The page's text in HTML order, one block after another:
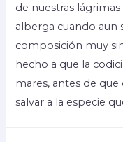
de nuestras
alberga cuando aun
composición muy
hecho a que la
mares, antes de que
salvar a la especie